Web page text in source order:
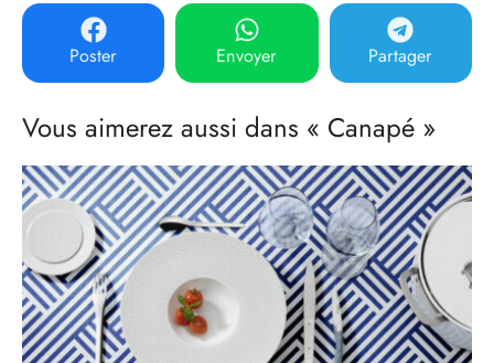
Poster Envoyer Partager
Vous aimerez aussi dans « Canapé »